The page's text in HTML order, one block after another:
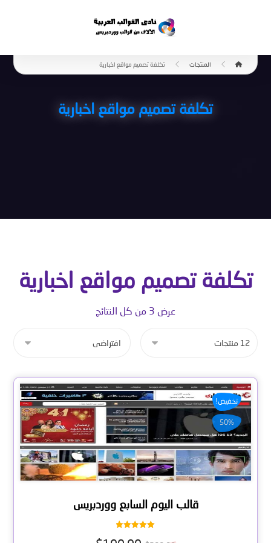
المنتجات تكلفة تصميم مواقع اخبارية
تكلفة تصميم مواقع اخبارية
تكلفة تصميم مواقع اخبارية
عرض ⁦3⁩ من كل النتائج
تخفيض!
50%
قالب اليوم السابع ووردبريس